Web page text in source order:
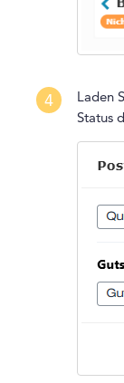
4
Laden
Status